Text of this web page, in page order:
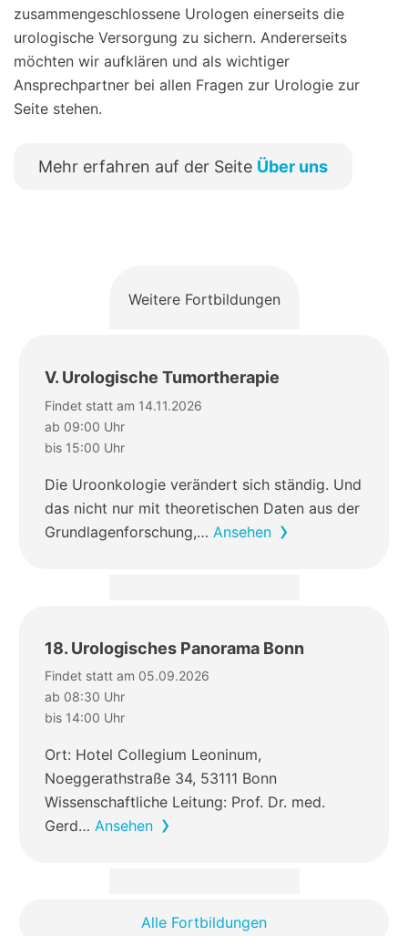
zusammengeschlossene Urologen einerseits die
urologische Versorgung zu sichern. Andererseits
möchten wir aufklären und als wichtiger
Ansprechpartner bei allen Fragen zur Urologie zur
Seite stehen.
Mehr erfahren auf der Seite Über uns
Weitere Fortbildungen
V. Urologische Tumortherapie
Findet statt am 14.11.2026
ab 09:00 Uhr
bis 15:00 Uhr
Die Uroonkologie verändert sich ständig. Und
das nicht nur mit theoretischen Daten aus der
Grundlagenforschung,… Ansehen
18. Urologisches Panorama Bonn
Findet statt am 05.09.2026
ab 08:30 Uhr
bis 14:00 Uhr
Ort: Hotel Collegium Leoninum,
Noeggerathstraße 34, 53111 Bonn
Wissenschaftliche Leitung: Prof. Dr. med.
Gerd… Ansehen
Alle Fortbildungen